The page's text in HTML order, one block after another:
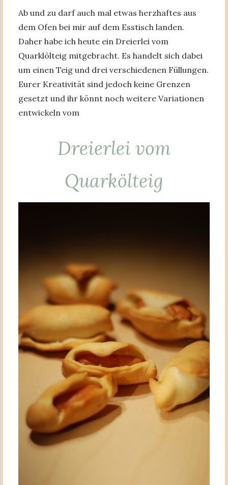
Ab und zu darf auch mal etwas herzhaftes aus
dem Ofen bei mir auf dem Esstisch landen.
Daher habe ich heute ein Dreierlei vom
Quarklölteig mitgebracht. Es handelt sich dabei
um einen Teig und drei verschiedenen Füllungen.
Eurer Kreativität sind jedoch keine Grenzen
gesetzt und ihr könnt noch weitere Variationen
entwickeln vom
Dreierlei vom
Quarkölteig